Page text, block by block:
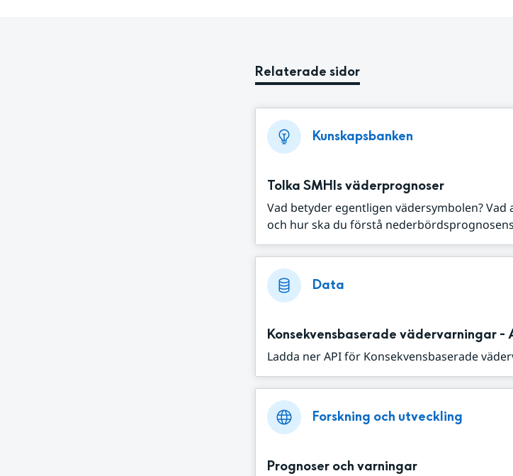
Relaterade sidor
Kunskapsbanken
Tolka SMHIs väderprognoser
Vad betyder egentligen vädersymbolen? Vad
och hur ska du förstå
Data
Konsekvensbaserade vädervarningar -
Ladda ner API för Konsekvensbaserade
Forskning och utveckling
Prognoser och varningar